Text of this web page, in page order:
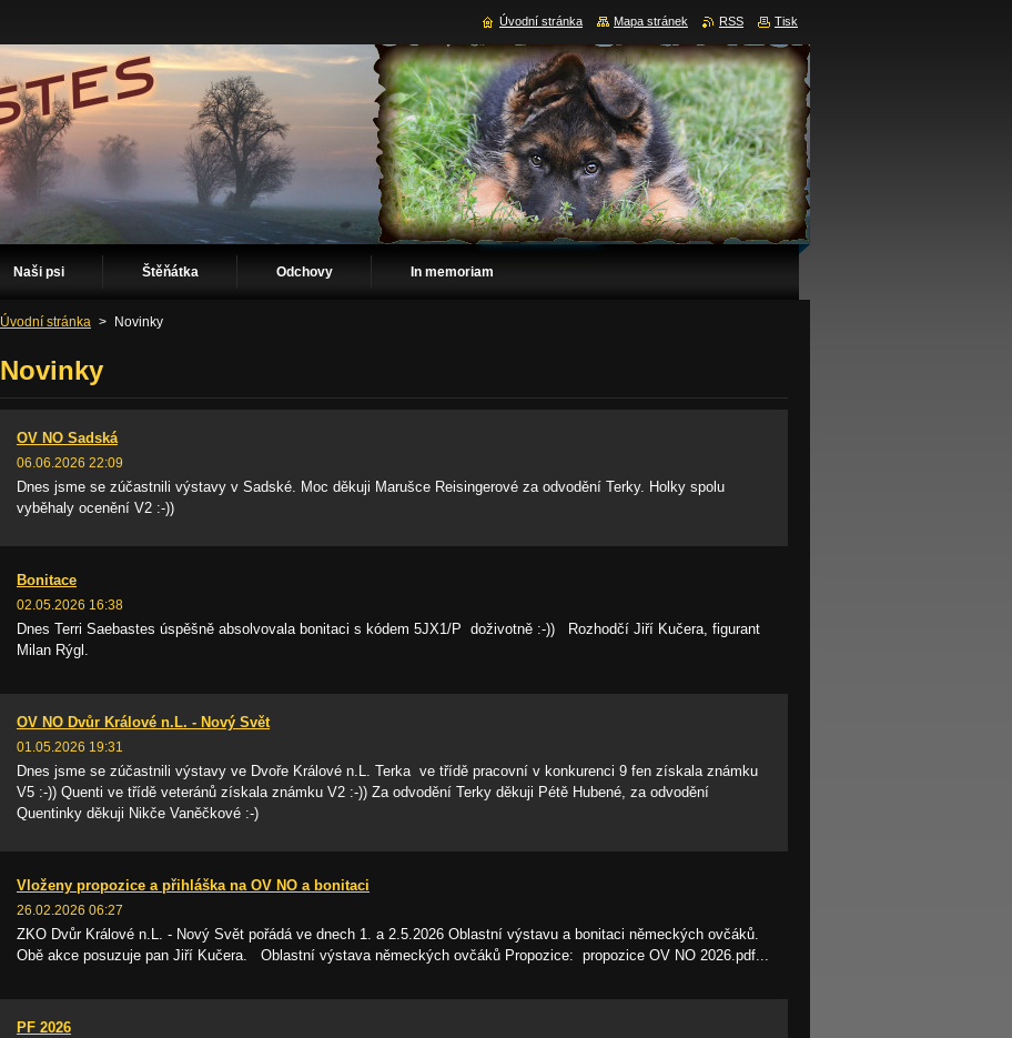
Naši psi Štěňátka Odchovy In memoriam
Úvodní stránka > Novinky
Novinky
OV NO Sadská
06.06.2026 22:09
Dnes jsme se zúčastnili výstavy v Sadské. Moc děkuji Marušce Reisingerové za odvodění Terky. Holky spolu
vyběhaly ocenění V2 :-))
Bonitace
02.05.2026 16:38
Dnes Terri Saebastes úspěšně absolvovala bonitaci s kódem 5JX1/P doživotně :-)) Rozhodčí Jiří Kučera, figurant
Milan Rýgl.
OV NO Dvůr Králové n.L. - Nový Svět
01.05.2026 19:31
Dnes jsme se zúčastnili výstavy ve Dvoře Králové n.L. Terka ve třídě pracovní v konkurenci 9 fen získala známku
V5 :-)) Quenti ve třídě veteránů získala známku V2 :-)) Za odvodění Terky děkuji Pétě Hubené, za odvodění
Quentinky děkuji Nikče Vaněčkové :-)
Vloženy propozice a přihláška na OV NO a bonitaci
26.02.2026 06:27
ZKO Dvůr Králové n.L. - Nový Svět pořádá ve dnech 1. a 2.5.2026 Oblastní výstavu a bonitaci německých ovčáků.
Obě akce posuzuje pan Jiří Kučera. Oblastní výstava německých ovčáků Propozice: propozice OV NO 2026.pdf...
PF 2026
Úvodní stránka Mapa stránek RSS Tisk